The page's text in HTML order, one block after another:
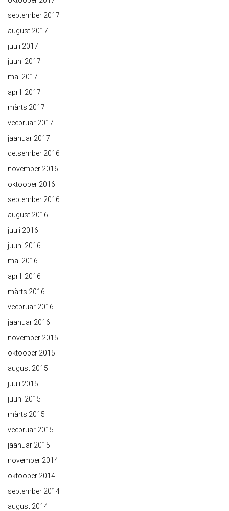
september 2017
august 2017
juuli 2017
juuni 2017
mai 2017
aprill 2017
märts 2017
veebruar 2017
jaanuar 2017
detsember 2016
november 2016
oktoober 2016
september 2016
august 2016
juuli 2016
juuni 2016
mai 2016
aprill 2016
märts 2016
veebruar 2016
jaanuar 2016
november 2015
oktoober 2015
august 2015
juuli 2015
juuni 2015
märts 2015
veebruar 2015
jaanuar 2015
november 2014
oktoober 2014
september 2014
august 2014